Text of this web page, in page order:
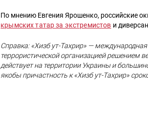
По мнению Евгения Ярошенко, российские
крымских татар за экстремистов и
Справка: «Хизб ут-Тахрир» —
террористической организацией решением
действует на территории Украины и
якобы причастность к «Хизб ут-Тахрир»